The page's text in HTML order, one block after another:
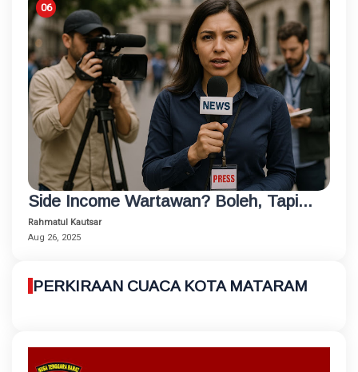
Side Income Wartawan? Boleh, Tapi...
Rahmatul Kautsar
Aug 26, 2025
PERKIRAAN CUACA KOTA MATARAM